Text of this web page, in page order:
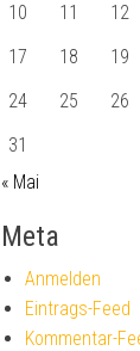
10
11 12
17
18 19
24
25 26
31
« Mai
Meta
Anmelden
Eintrags-Feed
Kommentar-